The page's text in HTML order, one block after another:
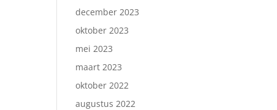
december 2023
oktober 2023
mei 2023
maart 2023
oktober 2022
augustus 2022